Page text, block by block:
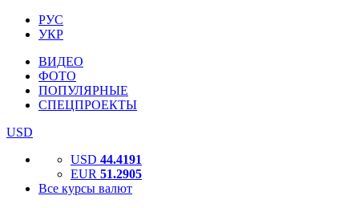
РУС
УКР
ВИДЕО
ФОТО
ПОПУЛЯРНЫЕ
СПЕЦПРОЕКТЫ
USD
USD 44.4191
EUR 51.2905
Все курсы валют